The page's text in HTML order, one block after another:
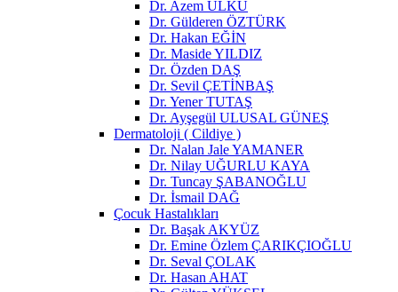
Dr. Azem ÜLKÜ
Dr. Gülderen ÖZTÜRK
Dr. Hakan EĞİN
Dr. Maside YILDIZ
Dr. Özden DAŞ
Dr. Sevil ÇETİNBAŞ
Dr. Yener TUTAŞ
Dr. Ayşegül ULUSAL GÜNEŞ
Dermatoloji ( Cildiye )
Dr. Nalan Jale YAMANER
Dr. Nilay UĞURLU KAYA
Dr. Tuncay ŞABANOĞLU
Dr. İsmail DAĞ
Çocuk Hastalıkları
Dr. Başak AKYÜZ
Dr. Emine Özlem ÇARIKÇIOĞLU
Dr. Seval ÇOLAK
Dr. Hasan AHAT